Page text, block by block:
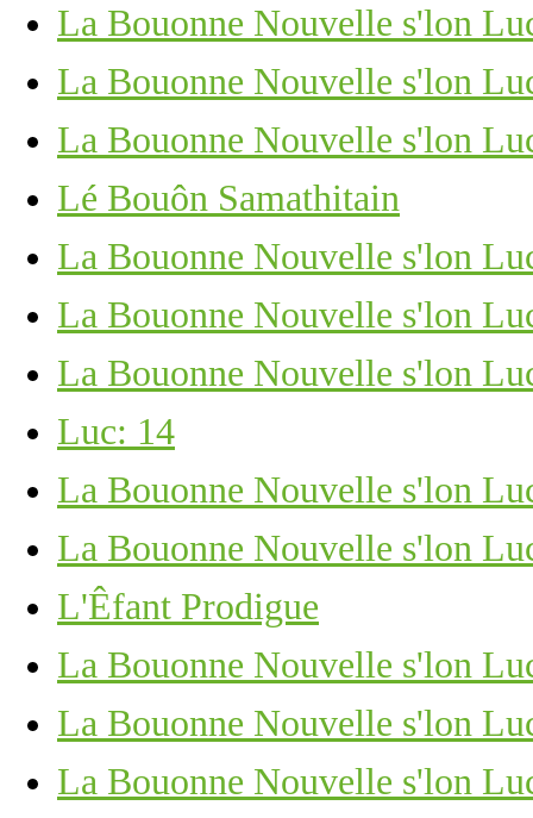
La Bouonne Nouvelle s'lon
La Bouonne Nouvelle s'lon
La Bouonne Nouvelle s'lon
Lé Bouôn Samathitain
La Bouonne Nouvelle s'lon
La Bouonne Nouvelle s'lon
La Bouonne Nouvelle s'lon
Luc: 14
La Bouonne Nouvelle s'lon
La Bouonne Nouvelle s'lon
L'Êfant Prodigue
La Bouonne Nouvelle s'lon
La Bouonne Nouvelle s'lon
La Bouonne Nouvelle s'lon